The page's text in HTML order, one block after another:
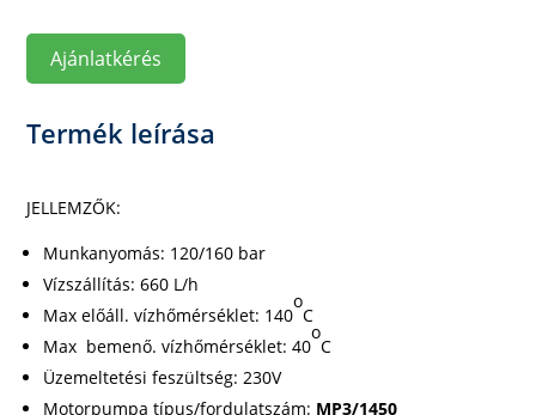
Ajánlatkérés
Termék leírása
JELLEMZŐK:
Munkanyomás: 120/160 bar
Vízszállítás: 660 L/h
Max előáll. vízhőmérséklet: 140
o
C
Max bemenő. vízhőmérséklet: 40
o
C
Üzemeltetési feszültség: 230V
Motorpumpa típus/fordulatszám: MP3/1450